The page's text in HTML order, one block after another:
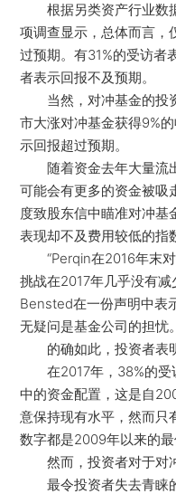
根据另类资产行业数
项调查显示，总体而言，
过预期。有31%的受访者
者表示回报不及预期。
当然，对冲基金的投
市大涨对冲基金获得9%
示回报超过预期。
随着资金去年大量流出
可能会有更多的资金被吸
度致股东信中瞄准对冲基
表现却不及费用较低的指
“Perqin在2016年末对
挑战在2017年几乎没有
Bensted在一份声明中表
无疑问是基金公司的担忧
的确如此，投资者表明
在2017年，38%的受
中的资金配置，这是自
意保持现有水平，然而只
数字都是2009年以来的最
然而，投资者对于对冲
最令投资者失去青睐